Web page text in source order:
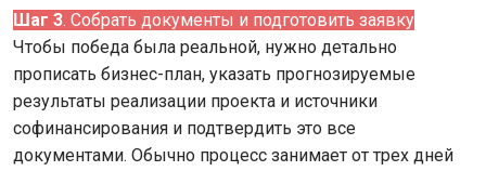
Шаг 3. Собрать документы и подготовить заявку
Чтобы победа была реальной, нужно детально
прописать бизнес-план, указать прогнозируемые
результаты реализации проекта и источники
софинансирования и подтвердить это все
документами. Обычно процесс занимает от трех дней